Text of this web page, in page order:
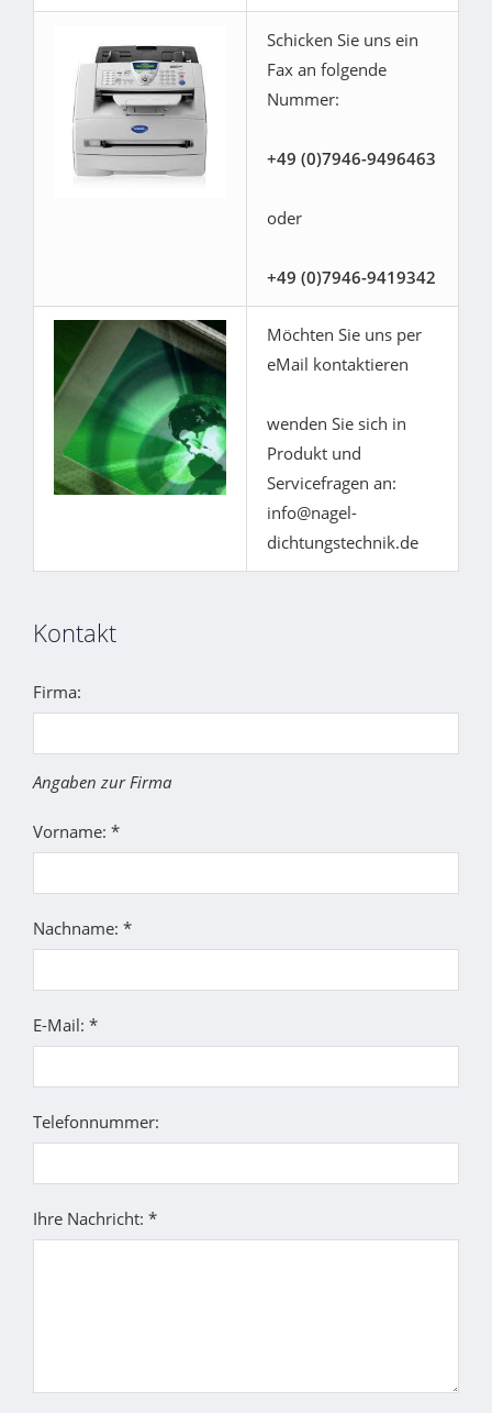
Schicken Sie uns ein
Fax an folgende
Nummer:
+49 (0)7946-9496463
oder
+49 (0)7946-9419342
Möchten Sie uns per
eMail kontaktieren
wenden Sie sich in
Produkt und
Servicefragen an:
info@nagel-
dichtungstechnik.de
Kontakt
Firma:
Angaben zur Firma
Vorname: *
Nachname: *
E-Mail: *
Telefonnummer:
Ihre Nachricht: *